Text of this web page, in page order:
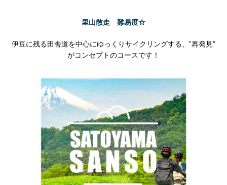
里山散走 難易度☆
伊豆に残る田舎道を中心にゆっくりサイクリングする、”再発見”
がコンセプトのコースです！